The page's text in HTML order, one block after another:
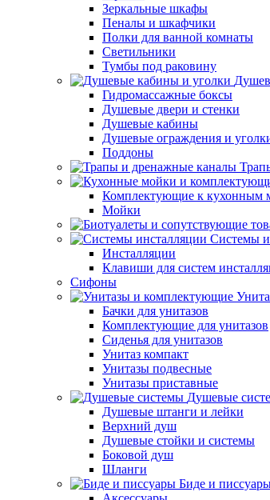
Зеркальные шкафы
Пеналы и шкафчики
Полки для ванной комнаты
Светильники
Тумбы под раковину
Гидромассажные боксы
Душевые двери и стенки
Душевые кабины
Душевые ограждения и
Поддоны
Комплектующие к кухонным
Мойки
Системы
Инсталляции
Клавиши для систем
Сифоны
Бачки для унитазов
Комплектующие для унитазов
Сиденья для унитазов
Унитаз компакт
Унитазы подвесные
Унитазы приставные
Душевые
Душевые штанги и лейки
Верхний душ
Душевые стойки и системы
Боковой душ
Шланги
Биде и